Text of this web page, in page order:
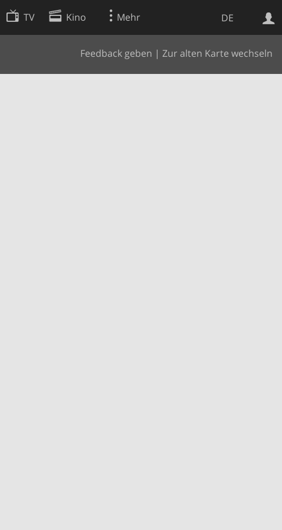
DE
TV Kino Mehr
Feedback geben | Zur alten Karte wechseln
Websuche